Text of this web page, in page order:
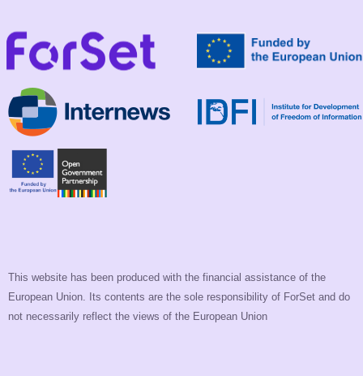
This website has been produced with the financial assistance of the
European Union. Its contents are the sole responsibility of ForSet and do
not necessarily reflect the views of the European Union